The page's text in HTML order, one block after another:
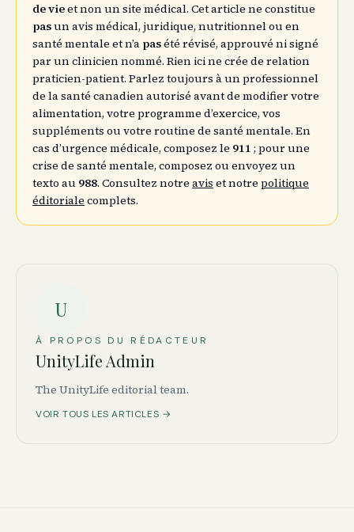
de vieet non un site médical. Cet article ne constitue
pasun avis médical, juridique, nutritionnel ou en
santé mentale et n’a pasété révisé, approuvé ni signé
par un clinicien nommé. Rien ici ne crée de relation
praticien-patient. Parlez toujours à un professionnel
de la santé canadien autorisé avant de modifier votre
alimentation, votre programme d’exercice, vos
suppléments ou votre routine de santé mentale. En
cas d’urgence médicale, composez le 911 ; pour une
crise de santé mentale, composez ou envoyez un
texto au 988. Consultez notre avis et notre politique
éditoriale complets.
U
À PROPOS DU RÉDACTEUR
UnityLife Admin
The UnityLife editorial team.
VOIR TOUS LES ARTICLES →